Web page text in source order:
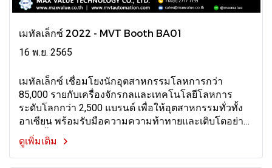
เมทัลเล็กซ์ 2022 - MVT Booth BA01
16 พ.ย. 2565
เมทัลเล็กซ์ เชื่อมโยงนักอุตสาหกรรมโลหการกว่า
85,000 รายกับเครื่องจักรกลและเทคโนโลยีโลหการ
ระดับโลกกว่า 2,500 แบรนด์ เพื่อให้อุตสาหกรรมทั่วทั้ง
อาเซียน พร้อมรับมือความความท้าทายและเติบโตอย่าง
เหนือชั้น
ดูเพิ่มเติม